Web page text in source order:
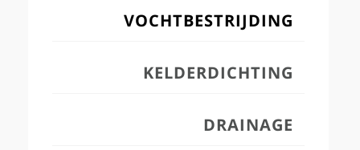
VOCHTBESTRIJDING
KELDERDICHTING
DRAINAGE